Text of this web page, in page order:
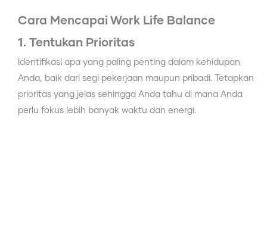
Cara Mencapai Work Life Balance
1. Tentukan Prioritas
Identifikasi apa yang paling penting dalam kehidupan
Anda, baik dari segi pekerjaan maupun pribadi. Tetapkan
prioritas yang jelas sehingga Anda tahu di mana Anda
perlu fokus lebih banyak waktu dan energi.